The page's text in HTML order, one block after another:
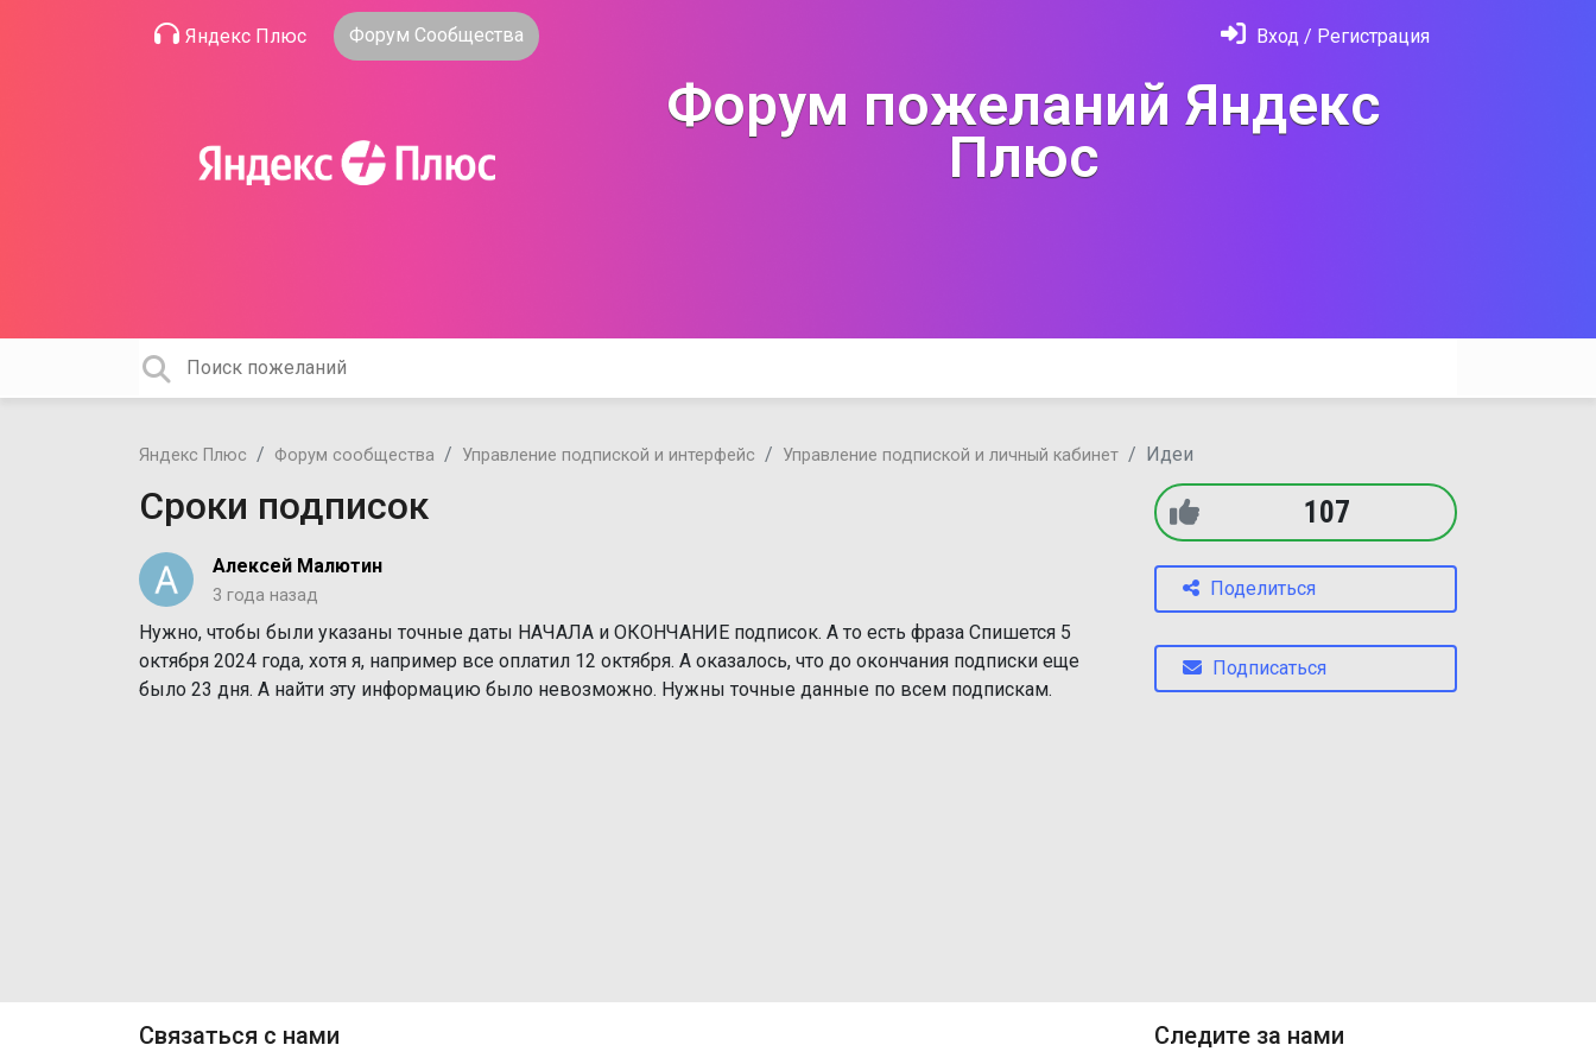
Яндекс Плюс Форум Сообщества Вход / Регистрация
Форум пожеланий Яндекс
Плюс
Яндекс Плюс Форум сообщества Управление подпиской и интерфейс Управление подпиской и личный кабинет Идеи
Сроки подписок
Алексей Малютин
3 года назад
Нужно, чтобы были указаны точные даты НАЧАЛА и ОКОНЧАНИЕ подписок. А то есть фраза Спишется 5
октября 2024 года, хотя я, например все оплатил 12 октября. А оказалось, что до окончания подписки еще
было 23 дня. А найти эту информацию было невозможно. Нужны точные данные по всем подпискам.
107
Поделиться
Подписаться
Связаться с нами Следите за нами